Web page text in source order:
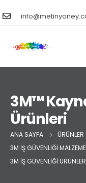
3M™
Ürünleri
ANA SAYFA
ÜRÜNLER
3M İŞ GÜVENLIĞI
3M İŞ GÜVENLIĞI